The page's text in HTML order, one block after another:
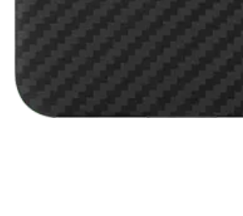
Домашние кинотеатры
Телевизоры Samsung Серия 5
Телевизоры Samsung Серия 8
Телевизоры Samsung Серия 9
Телевизоры Samsung Серия
Телевизоры Samsung Серия
Телевизоры Samsung Серия S
Телевизоры Samsung Серия 6
Телевизоры Samsung Серия